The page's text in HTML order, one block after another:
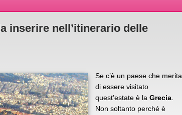
inserire nell’itinerario delle
Se c’è un paese che merita
di essere visitato
quest’estate è la Grecia
Non soltanto perché è